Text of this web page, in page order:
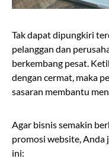
Tak dapat dipungkiri
pelanggan dan
berkembang pesat.
dengan cermat, maka
sasaran membantu
Agar bisnis semakin
promosi website, Anda
ini: